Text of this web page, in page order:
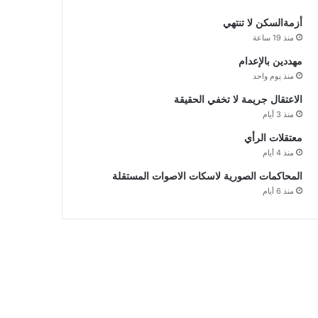
أزمةالسكن لا تنتهي
منذ 19 ساعة
مهددين بالإعدام
منذ يوم واحد
الاعتقال جريمة لا تخفي الحقيقة
منذ 3 أيام
معتقلات الرأي
منذ 4 أيام
المحاكمات الصورية لاسكات الاصوات المستقلة
منذ 6 أيام